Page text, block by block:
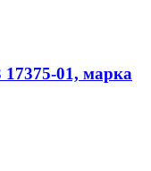
01, марка